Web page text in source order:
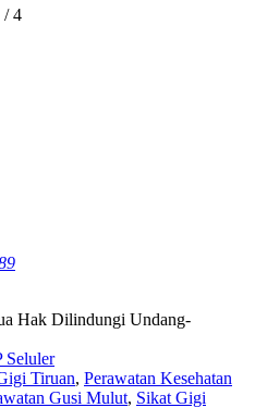
/ 4
Hak Dilindungi Undang-
Seluler
Tiruan, Perawatan Kesehatan
Gusi Mulut, Sikat Gigi